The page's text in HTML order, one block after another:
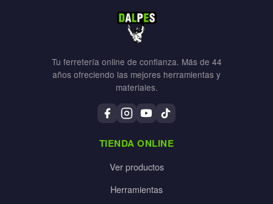
Tu ferretería online de confianza. Más de 44
años ofreciendo las mejores herramientas y
materiales.
TIENDA ONLINE
Ver productos
Herramientas